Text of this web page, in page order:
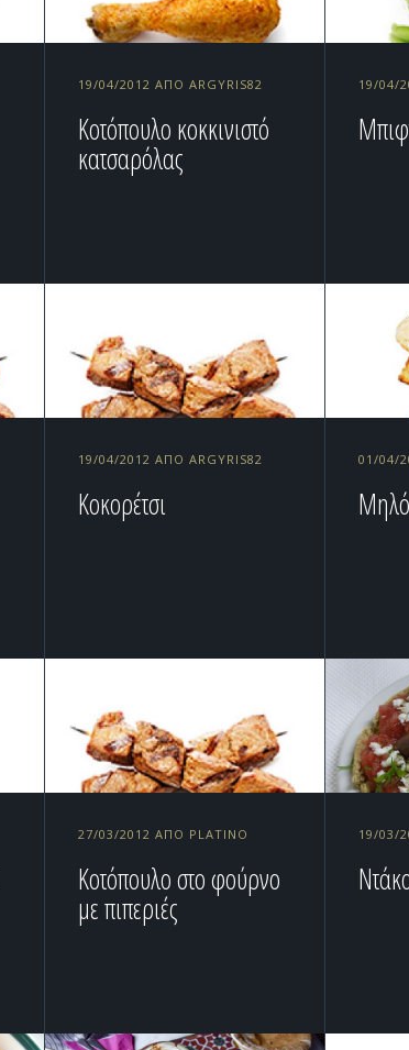
19/04/2012 ΑΠΌ ARGYRIS82
Κοτόπουλο κοκκινιστό
κατσαρόλας
19/04/
19/04/2012 ΑΠΌ ARGYRIS82
Κοκορέτσι
01/04/
27/03/2012 ΑΠΌ PLATINO
Κοτόπουλο στο φούρνο
με πιπεριές
19/03/